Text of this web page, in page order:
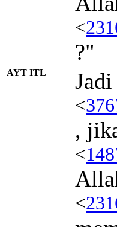
<
?"
AYT ITL Jadi
<
,
<
<